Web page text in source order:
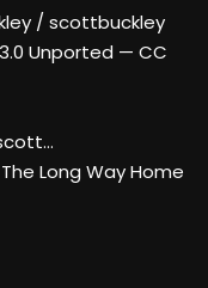
/ scottbuckley
Unported — CC
Long Way Home